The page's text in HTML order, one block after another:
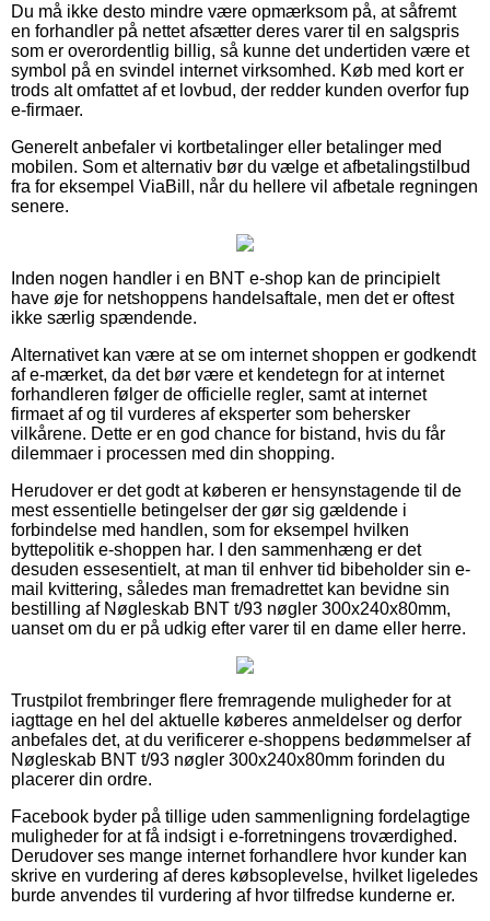
Du må ikke desto mindre være opmærksom på, at såfremt
en forhandler på nettet afsætter deres varer til en salgspris
som er overordentlig billig, så kunne det undertiden være et
symbol på en svindel internet virksomhed. Køb med kort er
trods alt omfattet af et lovbud, der redder kunden overfor fup
e-firmaer.
Generelt anbefaler vi kortbetalinger eller betalinger med
mobilen. Som et alternativ bør du vælge et afbetalingstilbud
fra for eksempel ViaBill, når du hellere vil afbetale regningen
senere.
Inden nogen handler i en BNT e-shop kan de principielt
have øje for netshoppens handelsaftale, men det er oftest
ikke særlig spændende.
Alternativet kan være at se om internet shoppen er godkendt
af e-mærket, da det bør være et kendetegn for at internet
forhandleren følger de officielle regler, samt at internet
firmaet af og til vurderes af eksperter som behersker
vilkårene. Dette er en god chance for bistand, hvis du får
dilemmaer i processen med din shopping.
Herudover er det godt at køberen er hensynstagende til de
mest essentielle betingelser der gør sig gældende i
forbindelse med handlen, som for eksempel hvilken
byttepolitik e-shoppen har. I den sammenhæng er det
desuden essesentielt, at man til enhver tid bibeholder sin e-
mail kvittering, således man fremadrettet kan bevidne sin
bestilling af Nøgleskab BNT t/93 nøgler 300x240x80mm,
uanset om du er på udkig efter varer til en dame eller herre.
Trustpilot frembringer flere fremragende muligheder for at
iagttage en hel del aktuelle køberes anmeldelser og derfor
anbefales det, at du verificerer e-shoppens bedømmelser af
Nøgleskab BNT t/93 nøgler 300x240x80mm forinden du
placerer din ordre.
Facebook byder på tillige uden sammenligning fordelagtige
muligheder for at få indsigt i e-forretningens troværdighed.
Derudover ses mange internet forhandlere hvor kunder kan
skrive en vurdering af deres købsoplevelse, hvilket ligeledes
burde anvendes til vurdering af hvor tilfredse kunderne er.